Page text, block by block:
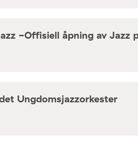
-Offisiell åpning av Jazz
Ungdomsjazzorkester